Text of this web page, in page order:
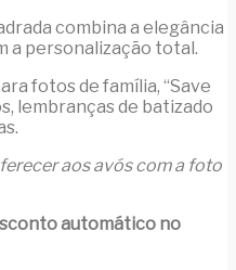
combina a elegância
a personalização total.
fotos de família, “Save
lembranças de batizado
aos avós com a foto
automático no